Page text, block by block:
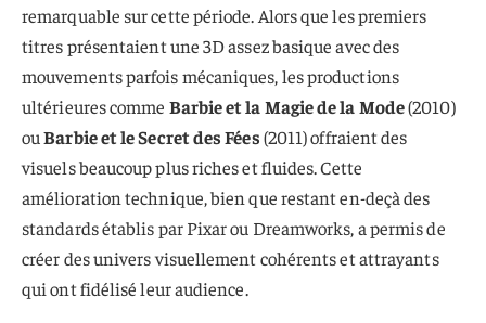
remarquable sur cette période. Alors que les premiers
titres présentaient une 3D assez basique avec des
mouvements parfois mécaniques, les productions
ultérieures comme Barbie et la Magie de la Mode(2010)
ouBarbie et le Secret des Fées(2011) offraient des
visuels beaucoup plus riches et fluides. Cette
amélioration technique, bien que restant en-deçà des
standards établis par Pixar ou Dreamworks, a permis de
créer des univers visuellement cohérents et attrayants
qui ont fidélisé leur audience.